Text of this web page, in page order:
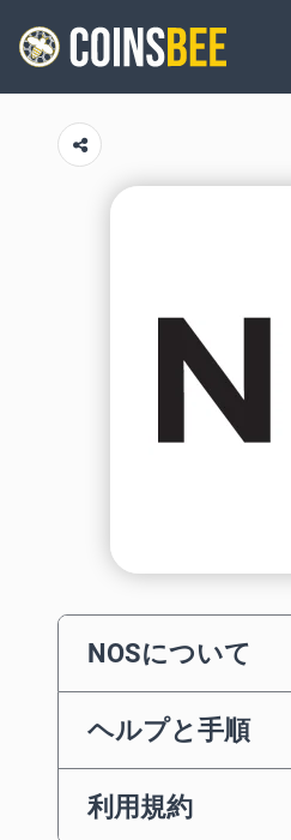
NOSについて
ヘルプと手順
利用規約